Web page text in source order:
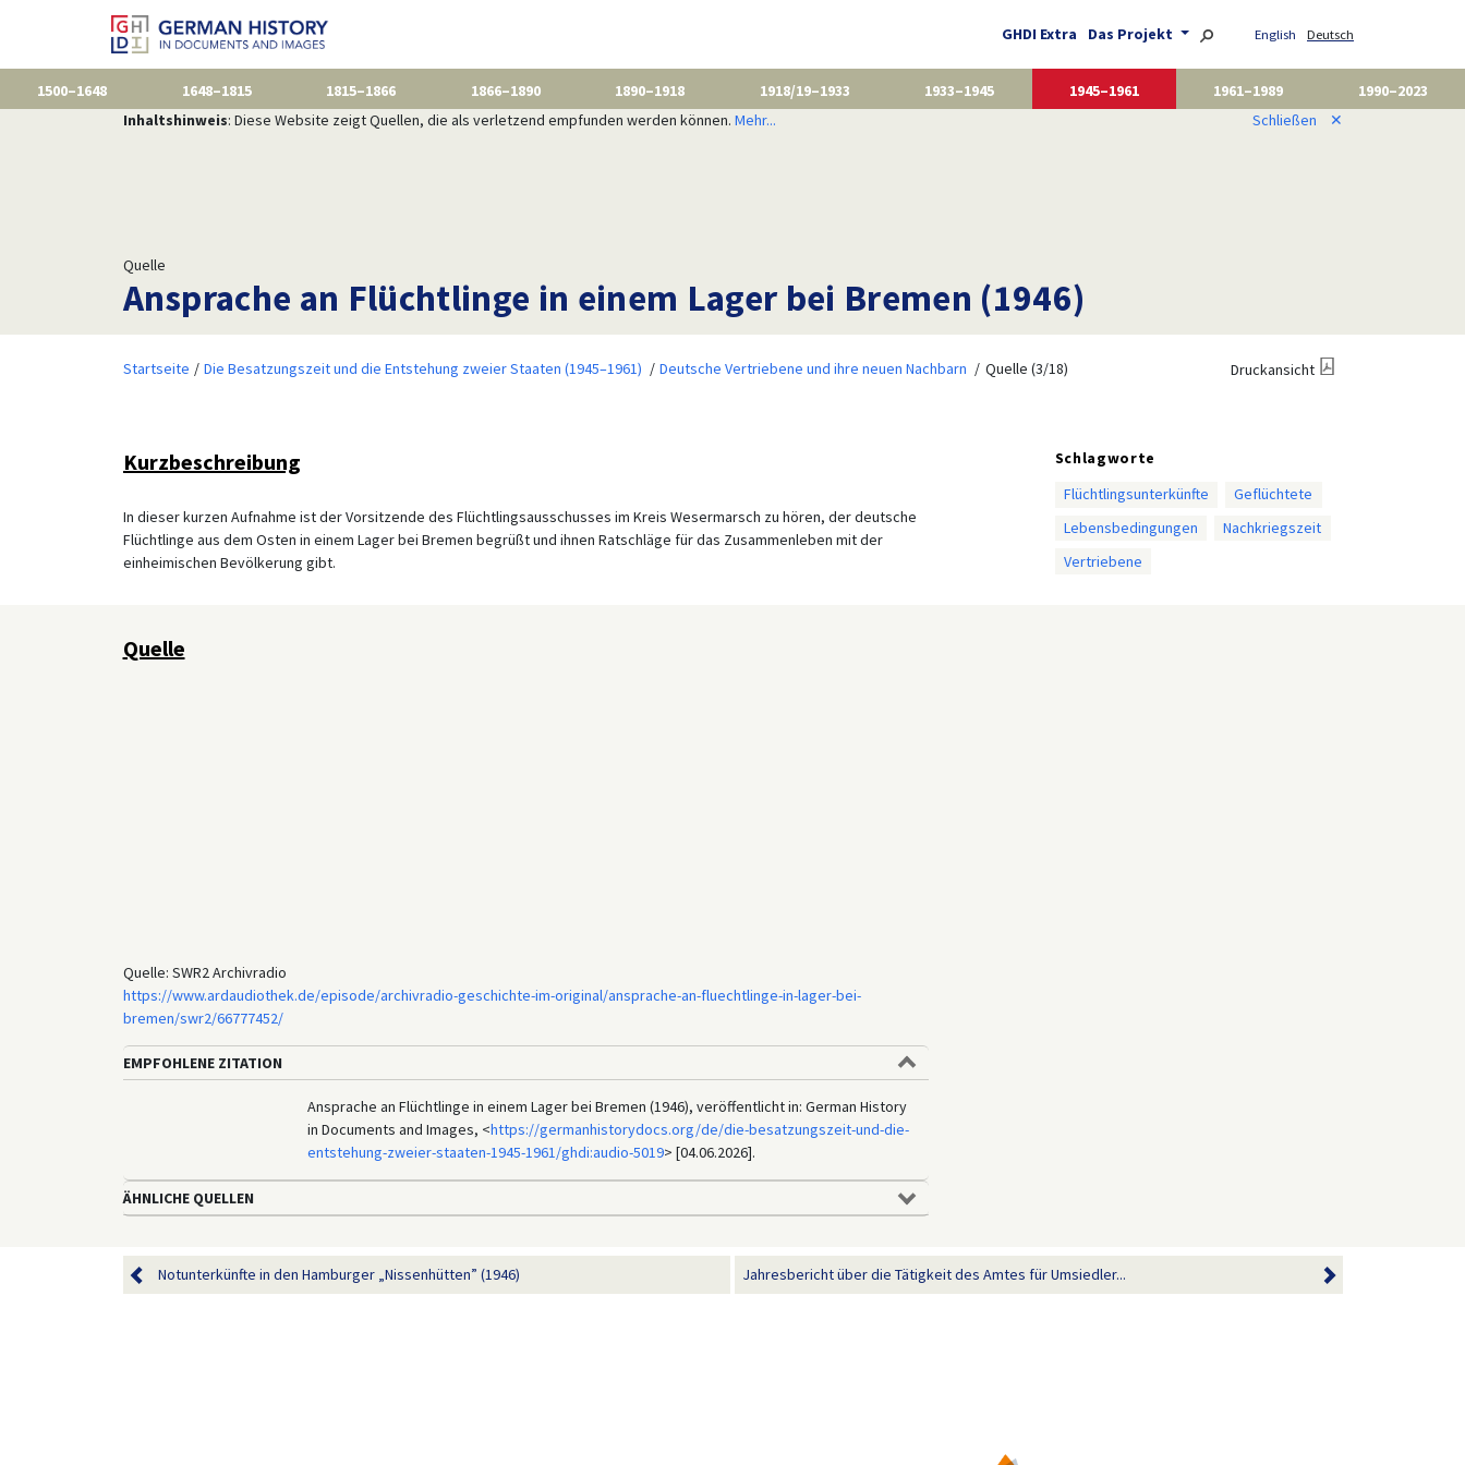
GHDI Extra Das Projekt English Deutsch
1500–1648 1648–1815 1815–1866 1866–1890 1890–1918 1918/19–1933 1933–1945 1945–1961 1961–1989
1990–2023
Inhaltshinweis: Diese Website zeigt Quellen, die als verletzend empfunden werden können. Mehr... Schließen ✕
Quelle
Ansprache an Flüchtlinge in einem Lager bei Bremen (1946)
Startseite Die Besatzungszeit und die Entstehung zweier Staaten (1945–1961) Deutsche Vertriebene und ihre neuen Nachbarn Quelle (3/18) Druckansicht
Kurzbeschreibung
In dieser kurzen Aufnahme ist der Vorsitzende des Flüchtlingsausschusses im Kreis Wesermarsch zu hören, der deutsche
Flüchtlinge aus dem Osten in einem Lager bei Bremen begrüßt und ihnen Ratschläge für das Zusammenleben mit der
einheimischen Bevölkerung gibt.
Schlagworte
Flüchtlingsunterkünfte
Geflüchtete
Lebensbedingungen
Nachkriegszeit
Vertriebene
Quelle
Quelle: SWR2 Archivradio
https://www.ardaudiothek.de/episode/archivradio-geschichte-im-original/ansprache-an-fluechtlinge-in-lager-bei-
bremen/swr2/66777452/
EMPFOHLENE ZITATION
Ansprache an Flüchtlinge in einem Lager bei Bremen (1946), veröffentlicht in: German History
in Documents and Images, <https://germanhistorydocs.org/de/die-besatzungszeit-und-die-
entstehung-zweier-staaten-1945-1961/ghdi:audio-5019> [04.06.2026].
ÄHNLICHE QUELLEN
Notunterkünfte in den Hamburger „Nissenhütten” (1946) Jahresbericht über die Tätigkeit des Amtes für Umsiedler...